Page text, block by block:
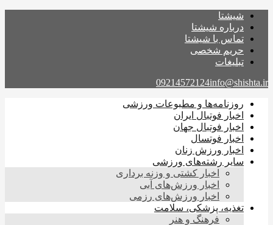
شیشتا
درباره شیشتا
تماس با شیشتا
حریم شخصی
تبلیغات
09214572124info@shishta.ir
روزنامه‌ها و مطبوعات ورزشی
اخبار فوتبال ایران
اخبار فوتبال جهان
اخبار فوتسال
اخبار ورزش زنان
سایر رشته‌های ورزشی
اخبار کشتی و وزنه برداری
اخبار ورزش‌های آبی
اخبار ورزش‌های رزمی
تغذیه، پزشکی، سلامت
فرهنگ و هنر